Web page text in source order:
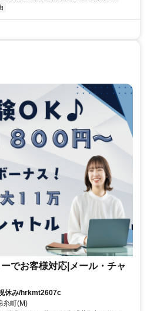
でお客様対応|メール・チャ
休み/hrkmt2607c
糸町(M)